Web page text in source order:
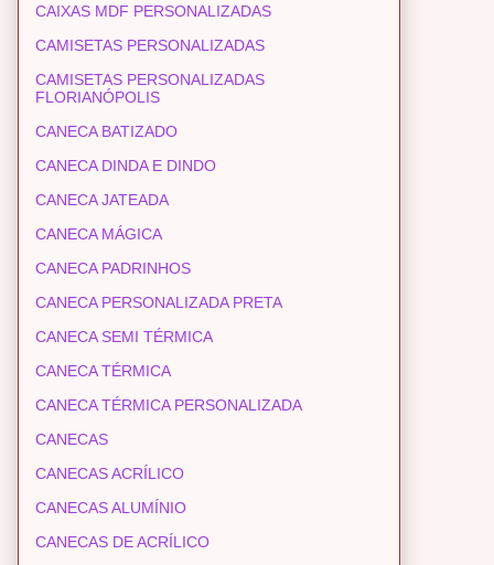
CAIXAS MDF PERSONALIZADAS
CAMISETAS PERSONALIZADAS
CAMISETAS PERSONALIZADAS
FLORIANÓPOLIS
CANECA BATIZADO
CANECA DINDA E DINDO
CANECA JATEADA
CANECA MÁGICA
CANECA PADRINHOS
CANECA PERSONALIZADA PRETA
CANECA SEMI TÉRMICA
CANECA TÉRMICA
CANECA TÉRMICA PERSONALIZADA
CANECAS
CANECAS ACRÍLICO
CANECAS ALUMÍNIO
CANECAS DE ACRÍLICO